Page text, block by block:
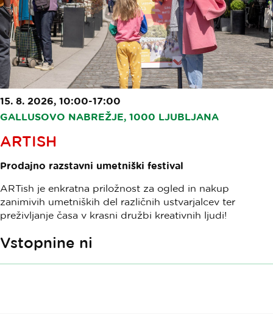
15. 8. 2026, 10:00-17:00
GALLUSOVO NABREŽJE, 1000 LJUBLJANA
ARTISH
Prodajno razstavni umetniški festival
ARTish je enkratna priložnost za ogled in nakup
zanimivih umetniških del različnih ustvarjalcev ter
preživljanje časa v krasni družbi kreativnih ljudi!
Vstopnine ni